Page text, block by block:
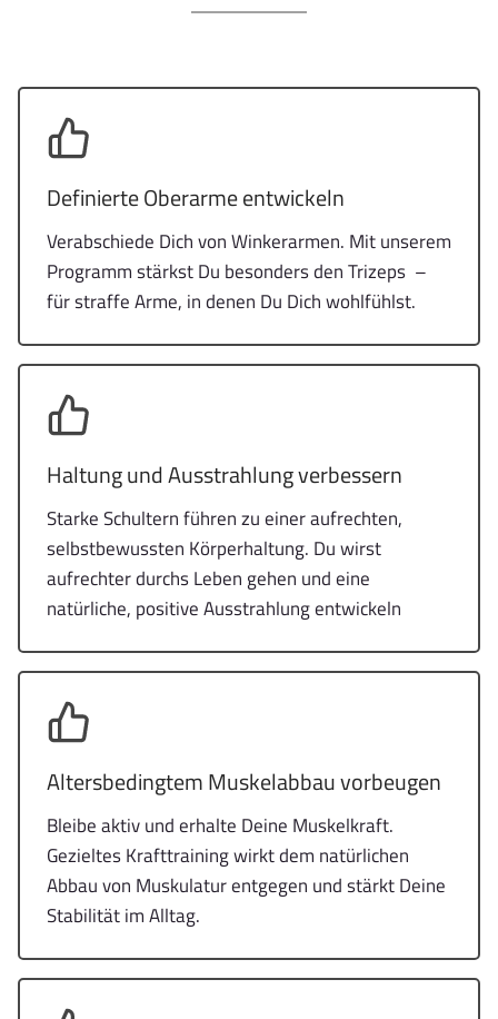
Definierte Oberarme entwickeln
Verabschiede Dich von Winkerarmen. Mit unserem
Programm stärkst Du besonders den Trizeps –
für straffe Arme, in denen Du Dich wohlfühlst.
Haltung und Ausstrahlung verbessern
Starke Schultern führen zu einer aufrechten,
selbstbewussten Körperhaltung. Du wirst
aufrechter durchs Leben gehen und eine
natürliche, positive Ausstrahlung entwickeln
Altersbedingtem Muskelabbau vorbeugen
Bleibe aktiv und erhalte Deine Muskelkraft.
Gezieltes Krafttraining wirkt dem natürlichen
Abbau von Muskulatur entgegen und stärkt Deine
Stabilität im Alltag.